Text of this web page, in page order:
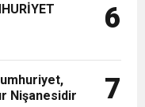
6
Nişanesidir
7